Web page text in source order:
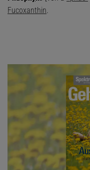
Fucoxanthin.